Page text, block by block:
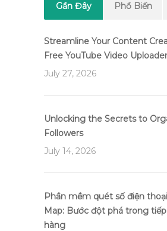
Gần Đây Phổ Biến
Streamline Your Content
Free YouTube Video Uploader
July 27, 2026
Unlocking the Secrets to
Followers
July 14, 2026
Phần mềm quét số điện
Map: Bước đột phá trong
hàng